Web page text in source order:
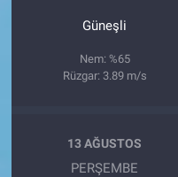
Güneşli
Nem: %65
Rüzgar: 3.89 m/s
13 AĞUSTOS
PERŞEMBE